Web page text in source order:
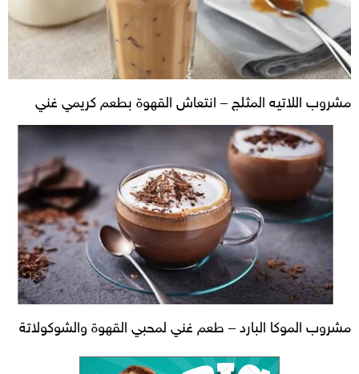
مشروب اللاتيه المثلج – انتعاش القهوة بطعم كريمي غني
مشروب الموكا البارد – طعم غني لمحبي القهوة والشوكولاتة